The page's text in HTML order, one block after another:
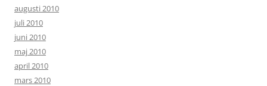
augusti 2010
juli 2010
juni 2010
maj 2010
april 2010
mars 2010